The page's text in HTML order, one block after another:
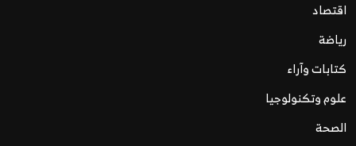
اقتصاد
رياضة
كتابات وآراء
علوم وتكنولوجيا
الصحة